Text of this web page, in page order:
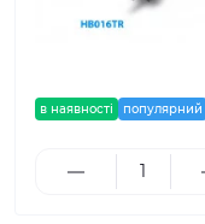
в наявності популярний